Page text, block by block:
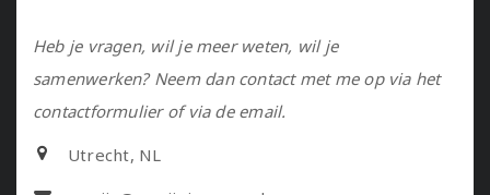
Heb je vragen, wil je meer weten, wil je
samenwerken? Neem dan contact met me op via het
contactformulier of via de email.
Utrecht, NL